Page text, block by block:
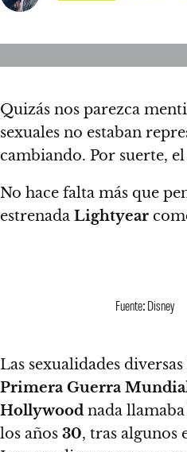
Quizás nos parezca
sexuales no estaban
cambiando. Por suerte,
No hace falta más que
estrenada Lightyear
Fuente: Disney
Las sexualidades
Primera Guerra
Hollywood nada
los años 30, tras algunos